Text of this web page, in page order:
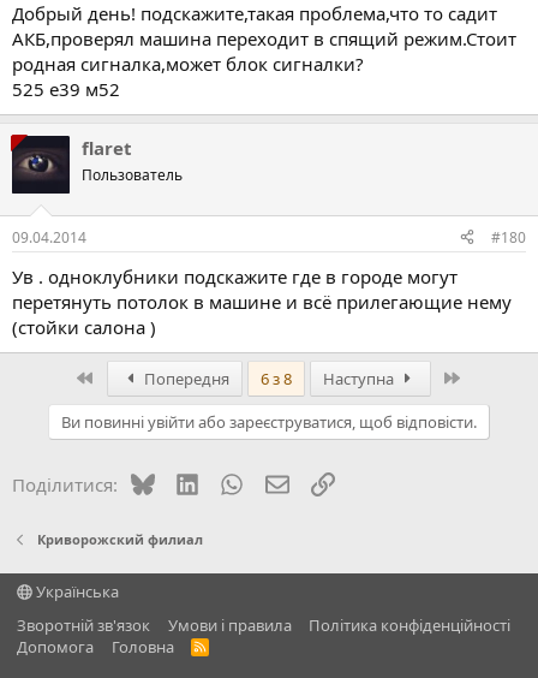
Добрый день! подскажите,такая проблема,что то садит
АКБ,проверял машина переходит в спящий режим.Стоит
родная сигналка,может блок сигналки?
525 е39 м52
flaret
Пользователь
09.04.2014 #180
Ув . одноклубники подскажите где в городе могут
перетянуть потолок в машине и всё прилегающие нему
(стойки салона )
ПершийПопередня 6 з 8 Наступна
Ви повинні увійти або зареєструватися, щоб відповісти.
Поділитися: BlueskyLinkedInWhatsApp
E-mailПосилання
Криворожский филиал
Українська
Зворотній зв'язок
Умови і правила
Політика конфіденційності
Дoпoмoга
Головна
R